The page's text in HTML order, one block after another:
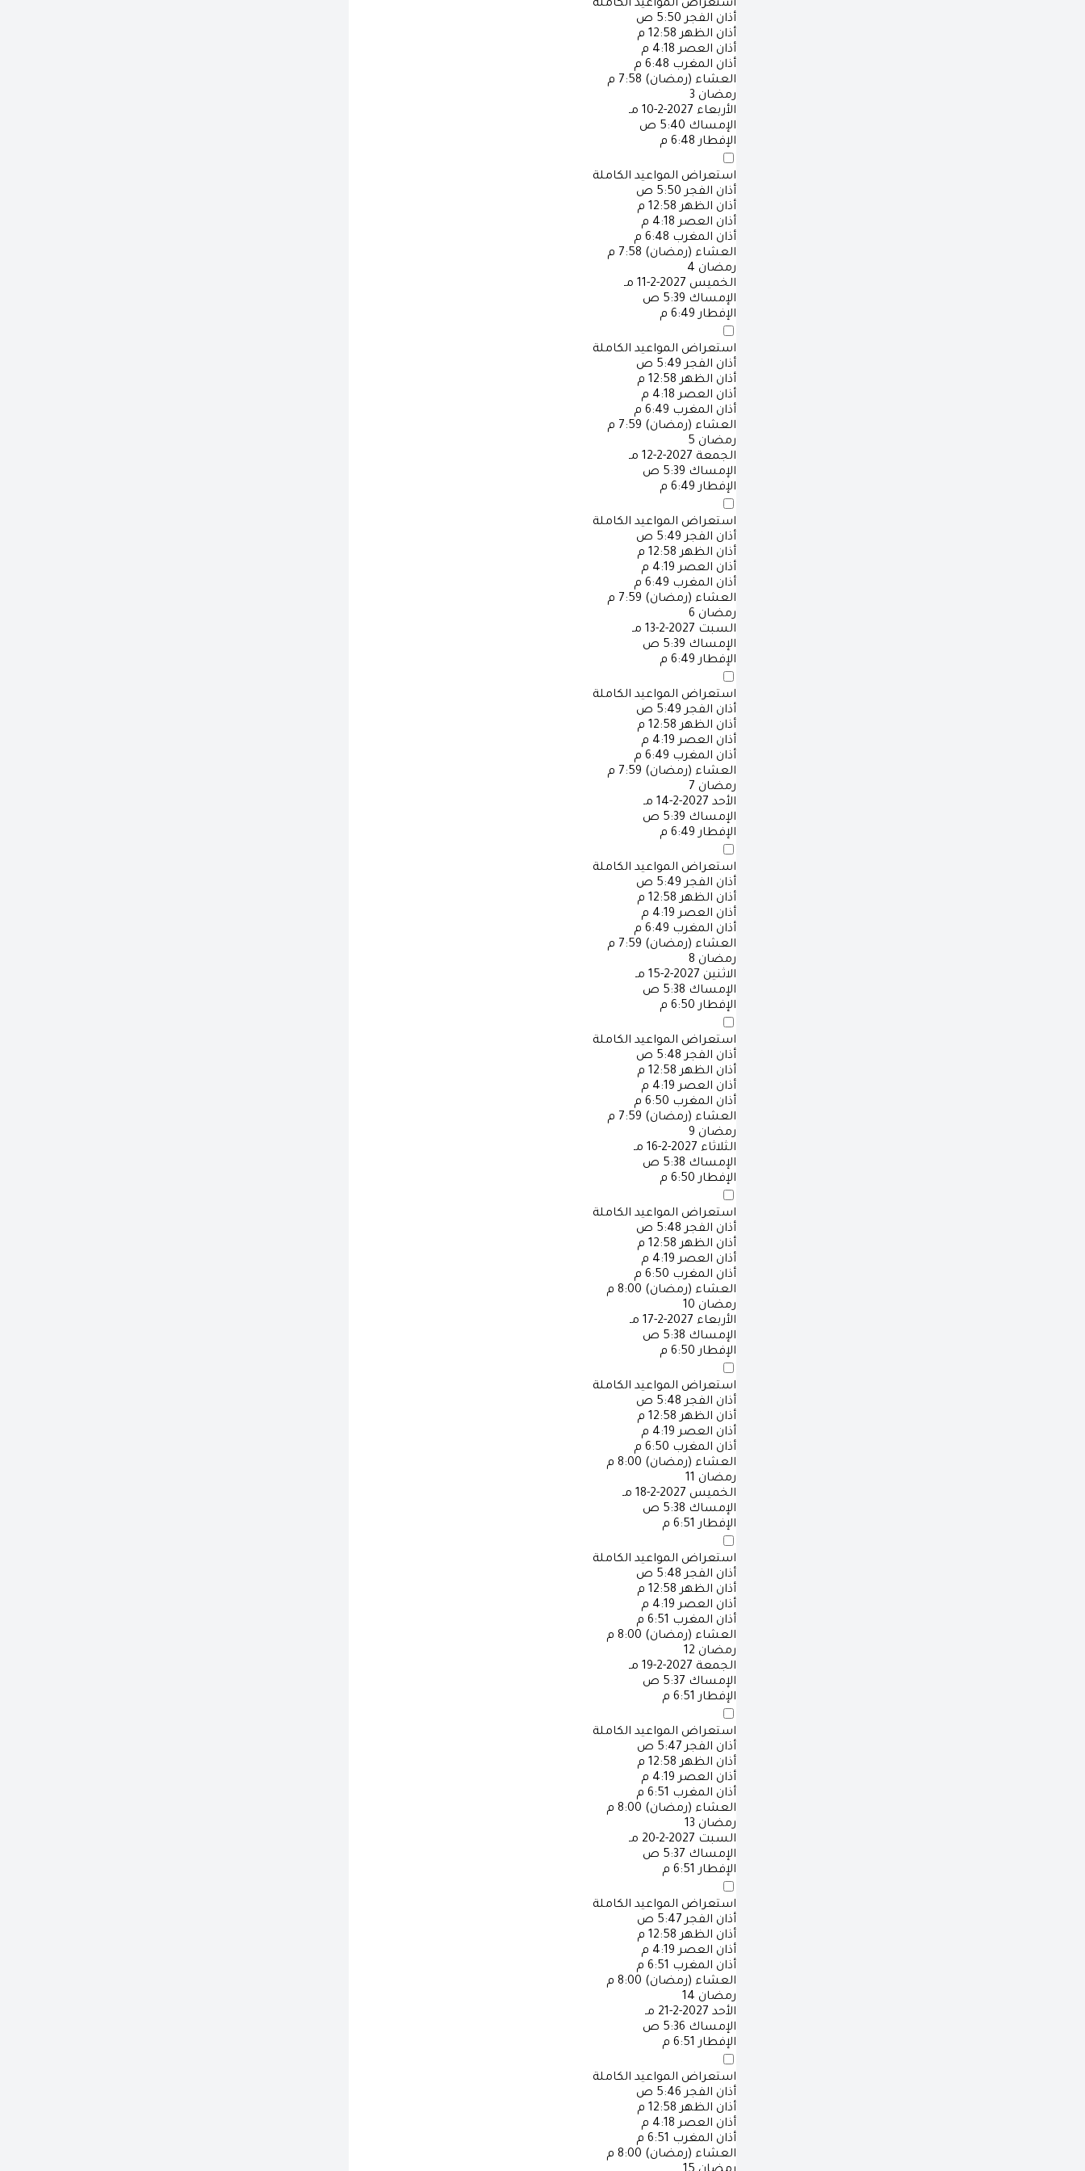
استعراض المواعيد الكاملة
أذان الفجر 5:50 ص
أذان الظهر 12:58 م
أذان العصر 4:18 م
أذان المغرب 6:48 م
العشاء (رمضان) 7:58 م
رمضان 3
الأربعاء 2027-2-10 مـ
الإمساك 5:40 ص
الإفطار 6:48 م
استعراض المواعيد الكاملة
أذان الفجر 5:50 ص
أذان الظهر 12:58 م
أذان العصر 4:18 م
أذان المغرب 6:48 م
العشاء (رمضان) 7:58 م
رمضان 4
الخميس 2027-2-11 مـ
الإمساك 5:39 ص
الإفطار 6:49 م
استعراض المواعيد الكاملة
أذان الفجر 5:49 ص
أذان الظهر 12:58 م
أذان العصر 4:18 م
أذان المغرب 6:49 م
العشاء (رمضان) 7:59 م
رمضان 5
الجمعة 2027-2-12 مـ
الإمساك 5:39 ص
الإفطار 6:49 م
استعراض المواعيد الكاملة
أذان الفجر 5:49 ص
أذان الظهر 12:58 م
أذان العصر 4:19 م
أذان المغرب 6:49 م
العشاء (رمضان) 7:59 م
رمضان 6
السبت 2027-2-13 مـ
الإمساك 5:39 ص
الإفطار 6:49 م
استعراض المواعيد الكاملة
أذان الفجر 5:49 ص
أذان الظهر 12:58 م
أذان العصر 4:19 م
أذان المغرب 6:49 م
العشاء (رمضان) 7:59 م
رمضان 7
الأحد 2027-2-14 مـ
الإمساك 5:39 ص
الإفطار 6:49 م
استعراض المواعيد الكاملة
أذان الفجر 5:49 ص
أذان الظهر 12:58 م
أذان العصر 4:19 م
أذان المغرب 6:49 م
العشاء (رمضان) 7:59 م
رمضان 8
الاثنين 2027-2-15 مـ
الإمساك 5:38 ص
الإفطار 6:50 م
استعراض المواعيد الكاملة
أذان الفجر 5:48 ص
أذان الظهر 12:58 م
أذان العصر 4:19 م
أذان المغرب 6:50 م
العشاء (رمضان) 7:59 م
رمضان 9
الثلاثاء 2027-2-16 مـ
الإمساك 5:38 ص
الإفطار 6:50 م
استعراض المواعيد الكاملة
أذان الفجر 5:48 ص
أذان الظهر 12:58 م
أذان العصر 4:19 م
أذان المغرب 6:50 م
العشاء (رمضان) 8:00 م
رمضان 10
الأربعاء 2027-2-17 مـ
الإمساك 5:38 ص
الإفطار 6:50 م
استعراض المواعيد الكاملة
أذان الفجر 5:48 ص
أذان الظهر 12:58 م
أذان العصر 4:19 م
أذان المغرب 6:50 م
العشاء (رمضان) 8:00 م
رمضان 11
الخميس 2027-2-18 مـ
الإمساك 5:38 ص
الإفطار 6:51 م
استعراض المواعيد الكاملة
أذان الفجر 5:48 ص
أذان الظهر 12:58 م
أذان العصر 4:19 م
أذان المغرب 6:51 م
العشاء (رمضان) 8:00 م
رمضان 12
الجمعة 2027-2-19 مـ
الإمساك 5:37 ص
الإفطار 6:51 م
استعراض المواعيد الكاملة
أذان الفجر 5:47 ص
أذان الظهر 12:58 م
أذان العصر 4:19 م
أذان المغرب 6:51 م
العشاء (رمضان) 8:00 م
رمضان 13
السبت 2027-2-20 مـ
الإمساك 5:37 ص
الإفطار 6:51 م
استعراض المواعيد الكاملة
أذان الفجر 5:47 ص
أذان الظهر 12:58 م
أذان العصر 4:19 م
أذان المغرب 6:51 م
العشاء (رمضان) 8:00 م
رمضان 14
الأحد 2027-2-21 مـ
الإمساك 5:36 ص
الإفطار 6:51 م
استعراض المواعيد الكاملة
أذان الفجر 5:46 ص
أذان الظهر 12:58 م
أذان العصر 4:18 م
أذان المغرب 6:51 م
العشاء (رمضان) 8:00 م